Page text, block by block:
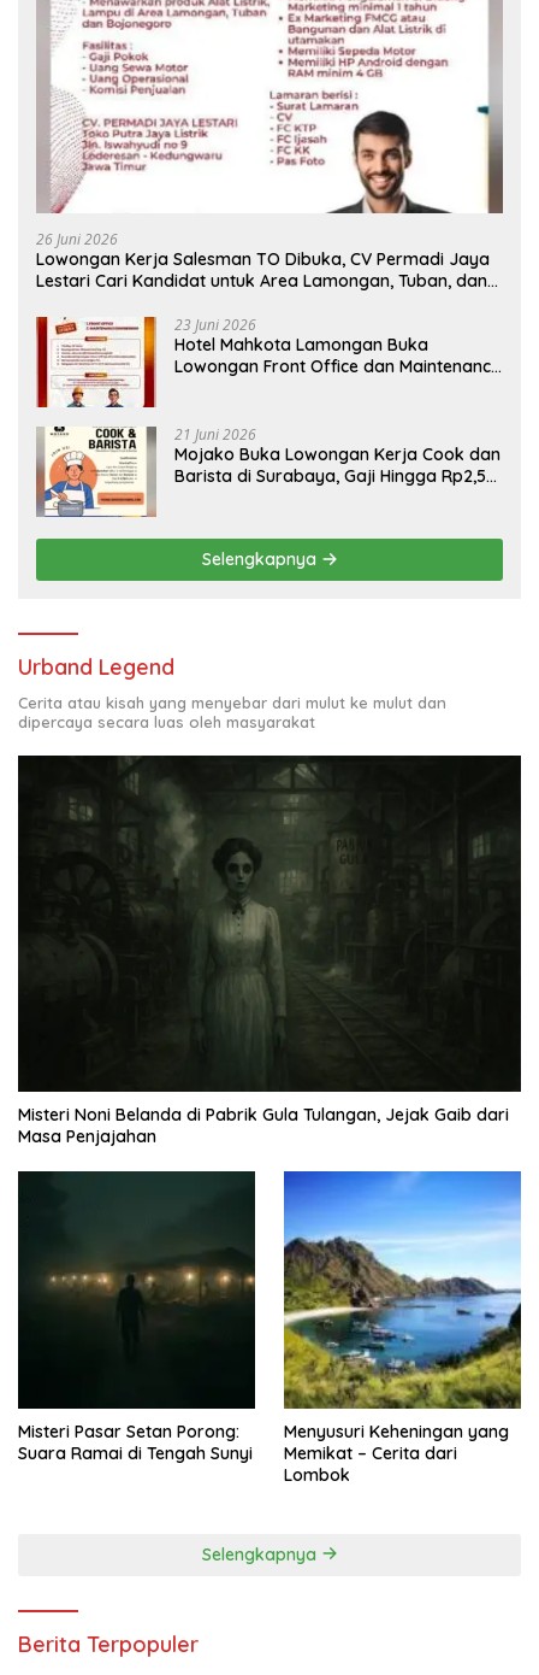
26 Juni 2026
Lowongan Kerja Salesman TO Dibuka, CV Permadi Jaya
Lestari Cari Kandidat untuk Area Lamongan, Tuban, dan
23 Juni 2026
Hotel Mahkota Lamongan Buka
Lowongan Front Office dan Maintenance
21 Juni 2026
Mojako Buka Lowongan Kerja Cook dan
Barista di Surabaya, Gaji Hingga Rp2,5
Selengkapnya
Urband Legend
Cerita atau kisah yang menyebar dari mulut ke mulut dan
dipercaya secara luas oleh masyarakat
Misteri Noni Belanda di Pabrik Gula Tulangan, Jejak Gaib dari
Masa Penjajahan
Misteri Pasar Setan Porong:
Suara Ramai di Tengah Sunyi
Menyusuri Keheningan yang
Memikat – Cerita dari
Lombok
Selengkapnya
Berita Terpopuler